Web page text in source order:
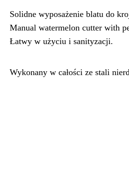
Solidne wyposażenie blatu do
Manual watermelon cutter with
Łatwy w użyciu i sanityzacji.
Wykonany w całości ze stali